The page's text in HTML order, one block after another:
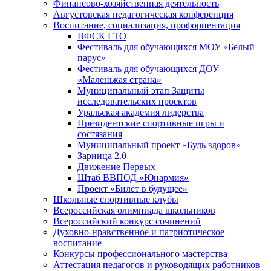
Финансово-хозяйственная деятельность
Августовская педагогическая конференция
Воспитание, социализация, профориентация
ВФСК ГТО
Фестиваль для обучающихся МОУ «Белый
парус»
Фестиваль для обучающихся ДОУ
«Маленькая страна»
Муниципальный этап Защиты
исследовательских проектов
Уральская академия лидерства
Президентские спортивные игры и
состязания
Муниципальный проект «Будь здоров»
Зарница 2.0
Движение Первых
Штаб ВВПОД «Юнармия»
Проект «Билет в будущее»
Школьные спортивные клубы
Всероссийская олимпиада школьников
Всероссийский конкурс сочинений
Духовно-нравственное и патриотическое
воспитание
Конкурсы профессионального мастерства
Аттестация педагогов и руководящих работников